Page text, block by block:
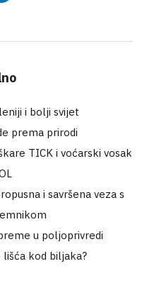
i bolji svijet
prema prirodi
TICK i voćarski vosak
i savršena veza s
u poljoprivredi
kod biljaka?